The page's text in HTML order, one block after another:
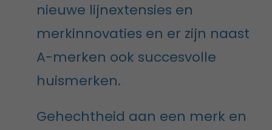
nieuwe lijnextensies en
merkinnovaties en er zijn naast
A-merken ook succesvolle
huismerken.
Gehechtheid aan een merk en